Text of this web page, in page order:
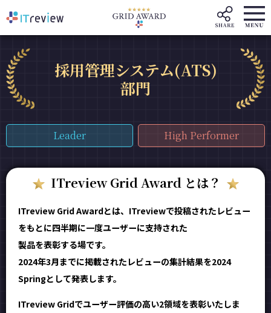
採用管理システム(ATS)
部門
Leader High Performer
ITreview Grid Award とは？
ITreview Grid Awardとは、ITreviewで投稿されたレビュー
をもとに四半期に一度ユーザーに支持された
製品を表彰する場です。
2024年3月までに掲載されたレビューの集計結果を2024
Springとして発表します。
ITreview Gridでユーザー評価の高い2領域を表彰いたしま